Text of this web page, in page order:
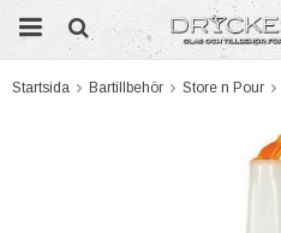
Startsida Bartillbehör Store n Pour